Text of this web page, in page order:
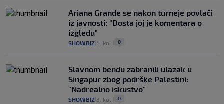
Ariana Grande se nakon turneje povlači
iz javnosti: "Dosta joj je komentara o
izgledu"
SHOWBIZ 4. kol. 0
Slavnom bendu zabranili ulazak u
Singapur zbog podrške Palestini:
"Nadrealno iskustvo"
SHOWBIZ 3. kol. 0